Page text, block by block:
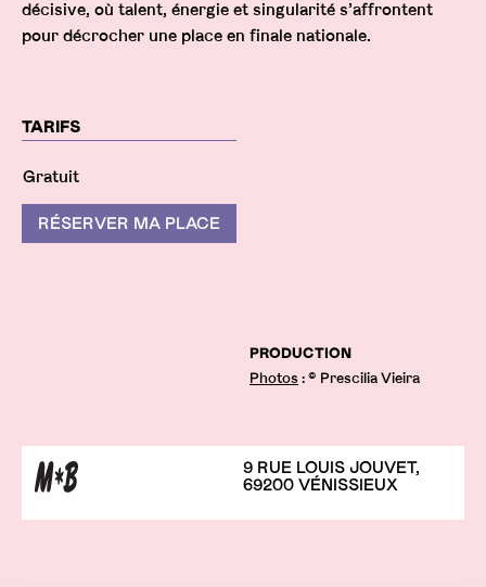
décisive, où talent, énergie et singularité s’affrontent
pour décrocher une place en finale nationale.
TARIFS
Gratuit
RÉSERVER MA PLACE
PRODUCTION
Photos : © Prescilia Vieira
9 RUE LOUIS JOUVET,
69200 VÉNISSIEUX